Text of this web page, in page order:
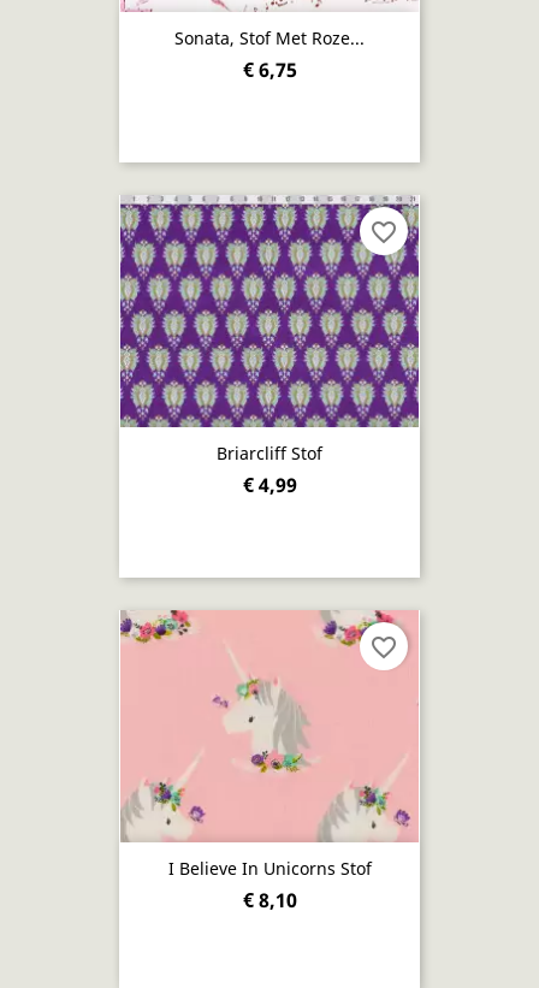
Sonata, Stof Met Roze...
€ 6,75
Briarcliff Stof
€ 4,99
favorite_border
I Believe In Unicorns Stof
€ 8,10
favorite_border